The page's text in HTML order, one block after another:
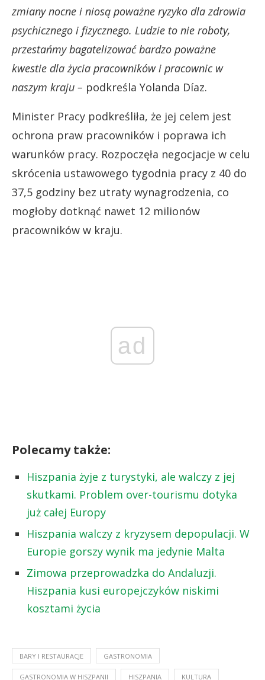
zmiany nocne i niosą poważne ryzyko dla zdrowia
psychicznego i fizycznego. Ludzie to nie roboty,
przestańmy bagatelizować bardzo poważne
kwestie dla życia pracowników i pracownic w
naszym kraju – podkreśla Yolanda Díaz.
Minister Pracy podkreśliła, że jej celem jest
ochrona praw pracowników i poprawa ich
warunków pracy. Rozpoczęła negocjacje w celu
skrócenia ustawowego tygodnia pracy z 40 do
37,5 godziny bez utraty wynagrodzenia, co
mogłoby dotknąć nawet 12 milionów
pracowników w kraju.
ad
Polecamy także:
Hiszpania żyje z turystyki, ale walczy z jej
skutkami. Problem over-tourismu dotyka
już całej Europy
Hiszpania walczy z kryzysem depopulacji. W
Europie gorszy wynik ma jedynie Malta
Zimowa przeprowadzka do Andaluzji.
Hiszpania kusi europejczyków niskimi
kosztami życia
BARY I RESTAURACJE GASTRONOMIA
GASTRONOMIA W HISZPANII HISZPANIA KULTURA